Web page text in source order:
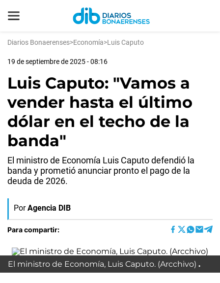
Diarios Bonaerenses>Economía>Luis Caputo
19 de septiembre de 2025 - 08:16
Luis Caputo: "Vamos a
vender hasta el último
dólar en el techo de la
banda"
El ministro de Economía Luis Caputo defendió la
banda y prometió anunciar pronto el pago de la
deuda de 2026.
Por Agencia DIB
Para compartir:
El ministro de Economía, Luis Caputo. (Arcchivo)